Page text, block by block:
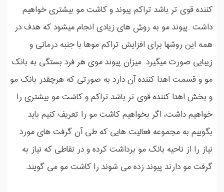
کننده قوی تر باشد تراکم پیوند و کاشت مو بیشتری خواهیم
داشت .پیوند مو به روش های زیادی انجام میشود که هدف در
همه این روشها برای افزایش تراکم موها با جنبه درمانی و
زیبایی صورت میگیرد. میزان پیوند موی هر فرد بستگی به بانک
مو و قسمت اهدا کننده آن دارد به صورتی که هرچقدر بانک مو
و بخش اهدا کننده قوی تر باشد تراکم و کاشت مو بیشتری را
خواهیم داشت، اگر بخواهیم کاشت مو را تعریف کنیم باید
بگوییم به مجموعه فعالیت هایی که طی آن گرفت های مورد
نیاز را از ناحیه بانک مو برداشت کرده و در نقاطی که نیاز به
گرفت مو دارند پیوند زده می شوند را کاشت مو می گویند.